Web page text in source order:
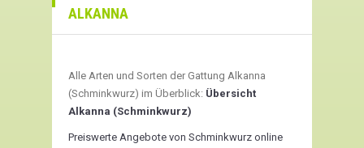
ALKANNA
Alle Arten und Sorten der Gattung Alkanna
(Schminkwurz) im Überblick: Übersicht
Alkanna (Schminkwurz)
Preiswerte Angebote von Schminkwurz online